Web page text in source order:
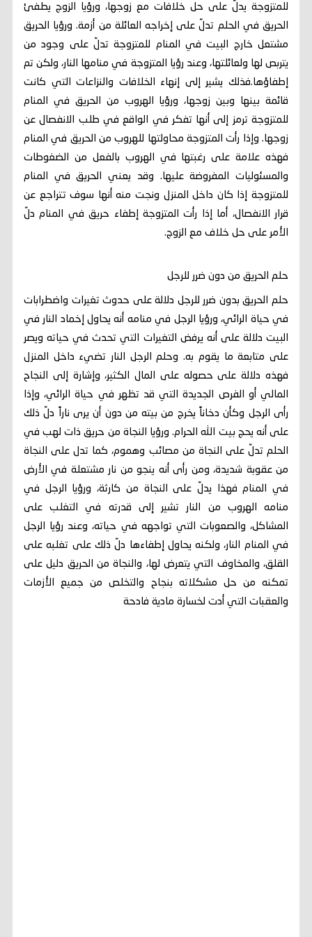
للمتزوجة يدلّ على حل خلافات مع زوجها، ورؤيا الزوج يطفئ
الحريق في الحلم تدلّ على إخراجه العائلة من أزمة. ورؤيا الحريق
مشتعل خارج البيت في المنام للمتزوجة تدلّ على وجود من
يتربص لها ولعائلتها، وعند رؤيا المتزوجة في منامها النار، ولكن تم
إطفاؤها.فذلك يشير إلى إنهاء الخلافات والنزاعات التي كانت
قائمة بينها وبين زوجها، ورؤيا الهروب من الحريق في المنام
للمتزوجة ترمز إلى أنها تفكر في الواقع في طلب الانفصال عن
زوجها. وإذا رأت المتزوجة محاولتها للهروب من الحريق في المنام
فهذه علامة على رغبتها في الهروب بالفعل من الضغوطات
والمسئوليات المفروضة عليها. وقد يعني الحريق في المنام
للمتزوجة إذا كان داخل المنزل ونجت منه أنها سوف تتراجع عن
قرار الانفصال، أما إذا رأت المتزوجة إطفاء حريق في المنام دلّ
الأمر على حل خلاف مع الزوج.
حلم الحريق من دون ضرر للرجل
حلم الحريق بدون ضرر للرجل دلالة على حدوث تغيرات واضطرابات
في حياة الرائي، ورؤيا الرجل في منامه أنه يحاول إخماد النار في
البيت دلالة على أنه يرفض التغيرات التي تحدث في حياته ويصر
على متابعة ما يقوم به. وحلم الرجل النار تضيء داخل المنزل
فهذه دلالة على حصوله على المال الكثير، وإشارة إلى النجاح
المالي أو الفرص الجديدة التي قد تظهر في حياة الرائي، وإذا
رأى الرجل وكأن دخاناً يخرج من بيته من دون أن يرى ناراً دلّ ذلك
على أنه يحج بيت الله الحرام. ورؤيا النجاة من حريق ذات لهب في
الحلم تدلّ على النجاة من مصائب وهموم، كما تدل على النجاة
من عقوبة شديدة، ومن رأى أنه ينجو من نار مشتعلة في الأرض
في المنام فهذا يدلّ على النجاة من كارثة، ورؤيا الرجل في
منامه الهروب من النار تشير إلى قدرته في التغلب على
المشاكل، والصعوبات التي تواجهه في حياته، وعند رؤيا الرجل
في المنام النار، ولكنه يحاول إطفاءها دلّ ذلك على تغلبه على
القلق، والمخاوف التي يتعرض لها، والنجاة من الحريق دليل على
تمكنه من حل مشكلاته بنجاح والتخلص من جميع الأزمات
والعقبات التي أدت لخسارة مادية فادحة